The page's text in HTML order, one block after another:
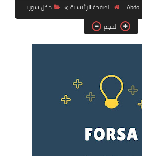
فرص عمل في تركيا
فرص عمل في العراق
فرص عمل في السودان
دورات تدريبية
Abdo الصفحة الرئيسية
داخل سوريا
الحجم